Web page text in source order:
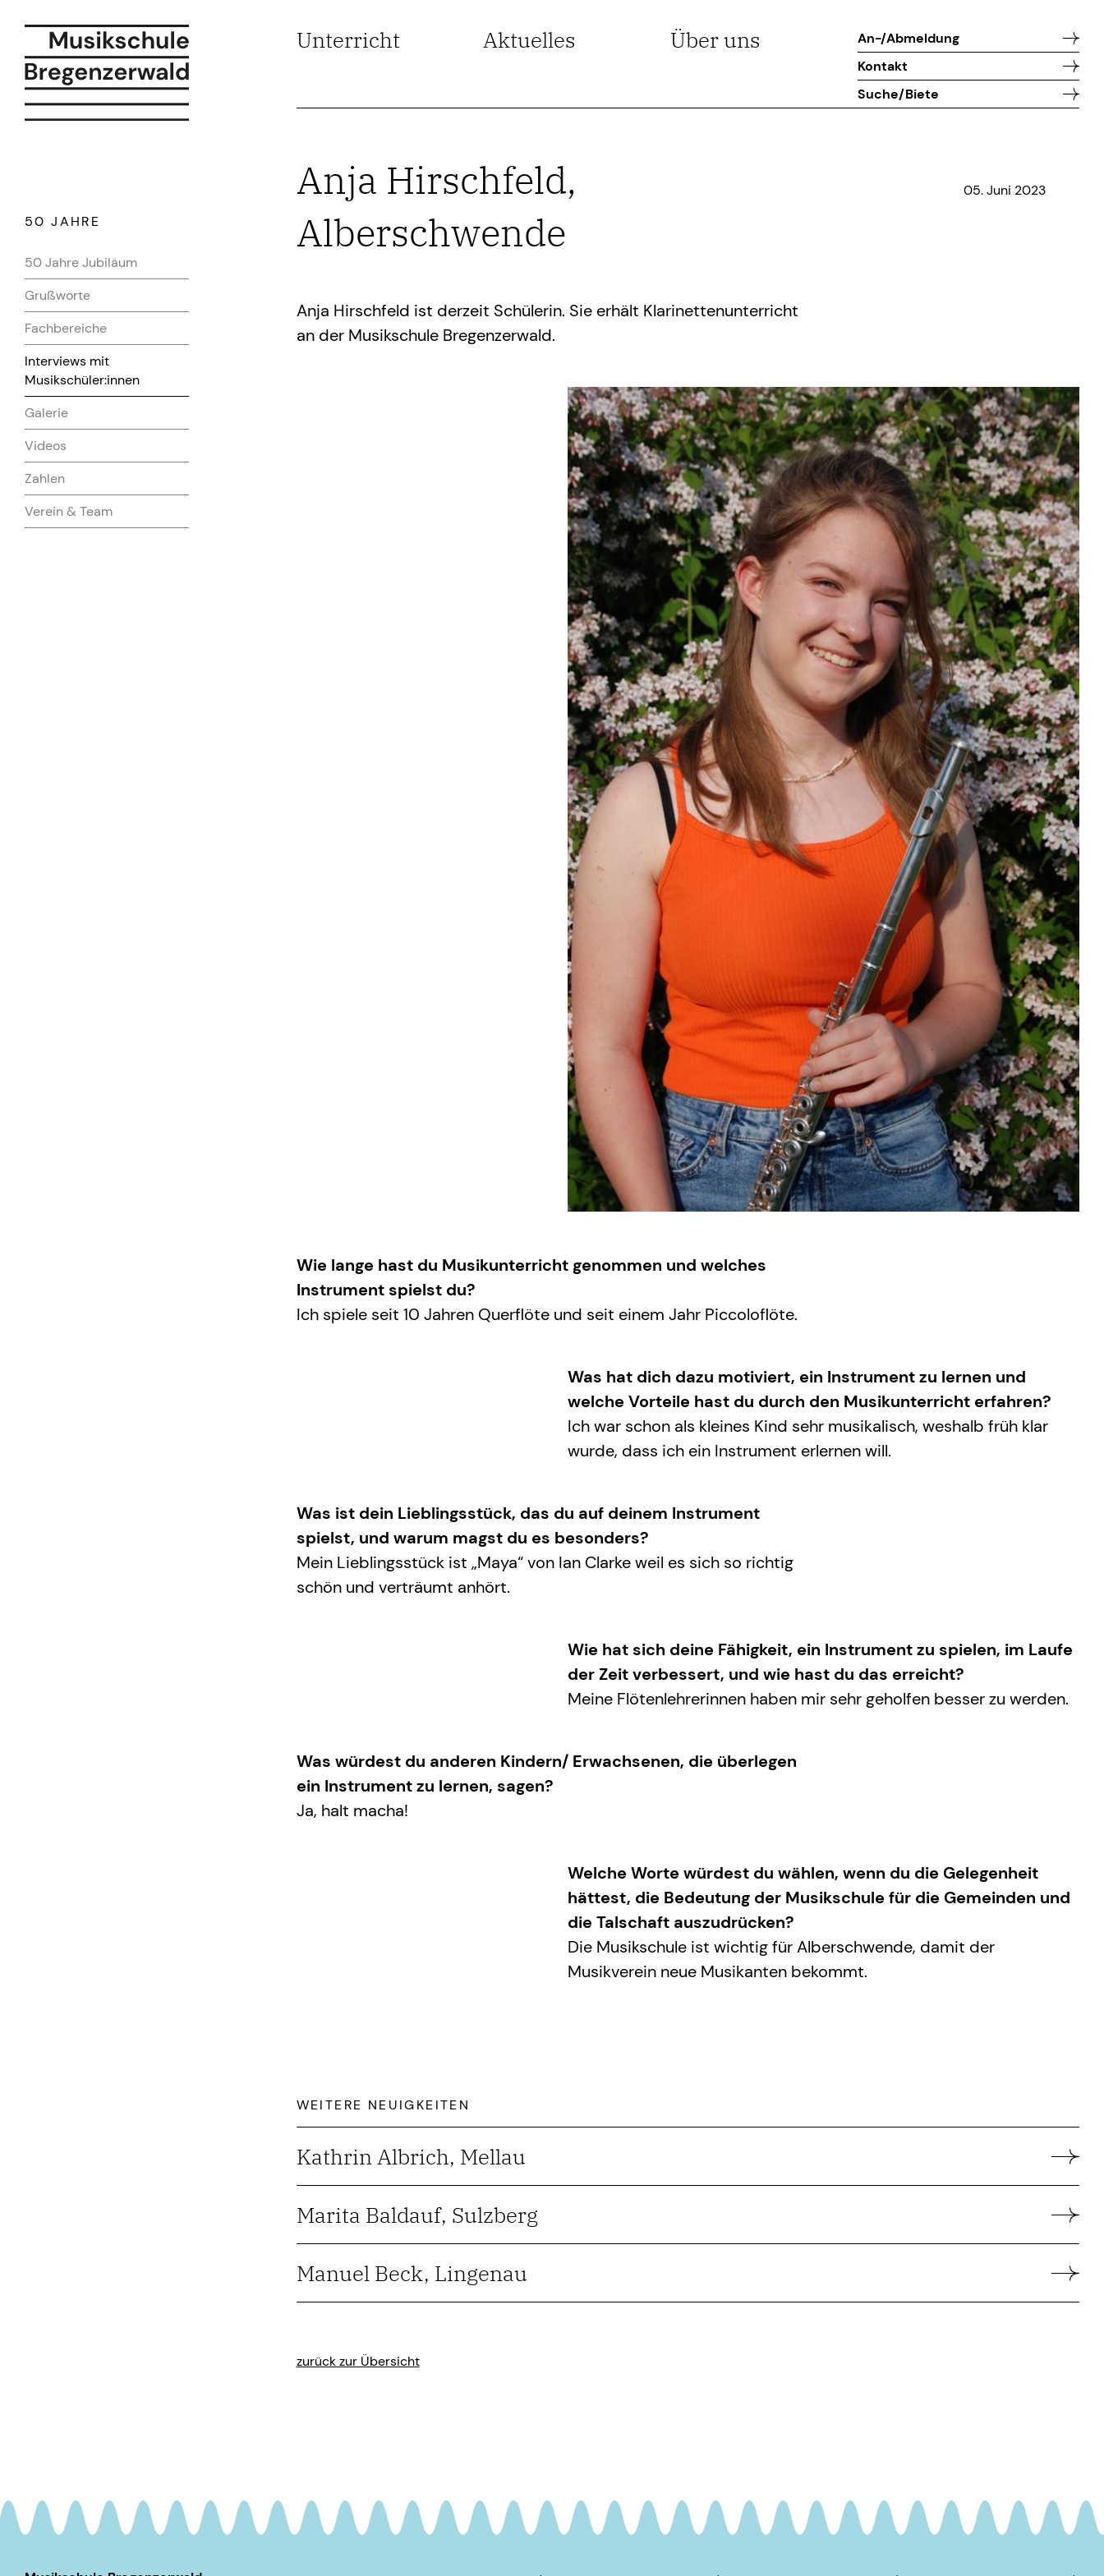
Unterricht Aktuelles Über uns
An-/Abmeldung
Kontakt
Suche/Biete
50 JAHRE
50 Jahre Jubiläum
Grußworte
Fachbereiche
Interviews mit
Musikschüler:innen
Galerie
Videos
Zahlen
Verein & Team
Anja Hirschfeld,
Alberschwende
05. Juni 2023
Anja Hirschfeld ist derzeit Schülerin. Sie erhält Klarinettenunterricht
an der Musikschule Bregenzerwald.
Wie lange hast du Musikunterricht genommen und welches
Instrument spielst du?
Ich spiele seit 10 Jahren Querflöte und seit einem Jahr Piccoloflöte.
Was hat dich dazu motiviert, ein Instrument zu lernen und
welche Vorteile hast du durch den Musikunterricht erfahren?
Ich war schon als kleines Kind sehr musikalisch, weshalb früh klar
wurde, dass ich ein Instrument erlernen will.
Was ist dein Lieblingsstück, das du auf deinem Instrument
spielst, und warum magst du es besonders?
Mein Lieblingsstück ist „Maya“ von Ian Clarke weil es sich so richtig
schön und verträumt anhört.
Wie hat sich deine Fähigkeit, ein Instrument zu spielen, im Laufe
der Zeit verbessert, und wie hast du das erreicht?
Meine Flötenlehrerinnen haben mir sehr geholfen besser zu werden.
Was würdest du anderen Kindern/ Erwachsenen, die überlegen
ein Instrument zu lernen, sagen?
Ja, halt macha!
Welche Worte würdest du wählen, wenn du die Gelegenheit
hättest, die Bedeutung der Musikschule für die Gemeinden und
die Talschaft auszudrücken?
Die Musikschule ist wichtig für Alberschwende, damit der
Musikverein neue Musikanten bekommt.
WEITERE NEUIGKEITEN
Kathrin Albrich, Mellau
Marita Baldauf, Sulzberg
Manuel Beck, Lingenau
zurück zur Übersicht